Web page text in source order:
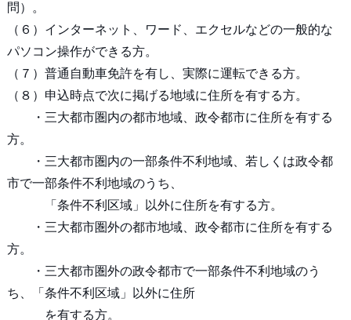
問）。
（６）インターネット、ワード、エクセルなどの一般的な
パソコン操作ができる方。
（７）普通自動車免許を有し、実際に運転できる方。
（８）申込時点で次に掲げる地域に住所を有する方。
・三大都市圏内の都市地域、政令都市に住所を有する
方。
・三大都市圏内の一部条件不利地域、若しくは政令都
市で一部条件不利地域のうち、
「条件不利区域」以外に住所を有する方。
・三大都市圏外の都市地域、政令都市に住所を有する
方。
・三大都市圏外の政令都市で一部条件不利地域のう
ち、「条件不利区域」以外に住所
を有する方。